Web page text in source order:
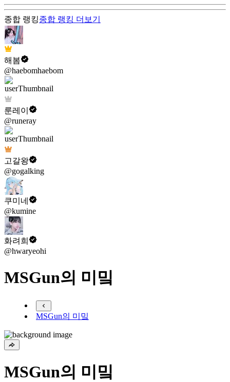
종합 랭킹종합 랭킹 더보기
해봄
@haebomhaebom
룬레이
@runeray
고갈왕
@gogalking
쿠미네
@kumine
화려희
@hwaryeohi
MSGun의 미밐
MSGun의 미밐
MSGun의 미밐